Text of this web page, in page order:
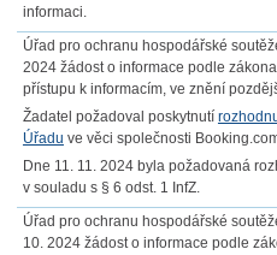
informaci.
Úřad pro ochranu hospodářské
2024 žádost o informace podle
přístupu k informacím, ve znění
Žadatel požadoval poskytnutí
Úřadu ve věci společnosti
Dne 11. 11. 2024 byla požadovaná
v souladu s § 6 odst. 1 InfZ.
Úřad pro ochranu hospodářské
10. 2024 žádost o informace podle